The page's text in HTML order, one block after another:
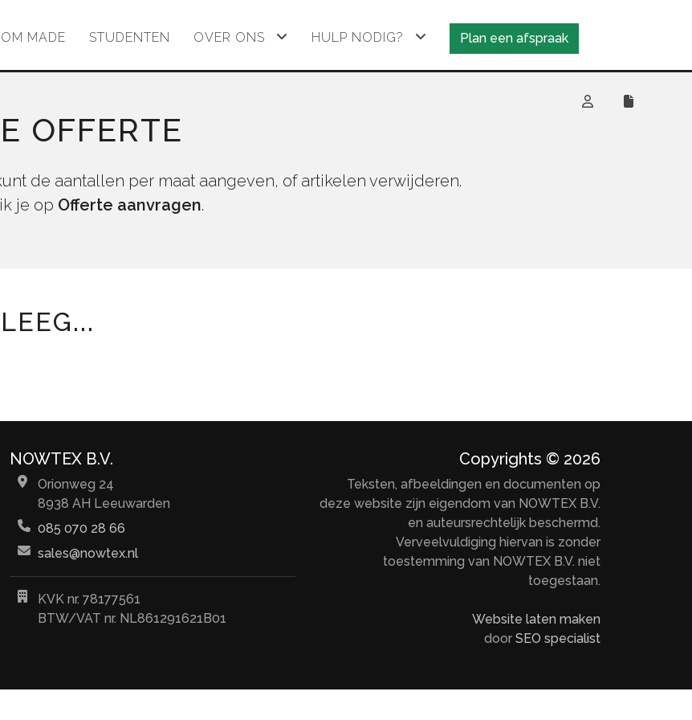
MADE STUDENTEN OVER ONS HULP NODIG? Plan een afspraak
OFFERTE
de aantallen per maat aangeven, of artikelen verwijderen.
je op Offerte aanvragen.
NOWTEX B.V.
Orionweg 24
8938 AH Leeuwarden
085 070 28 66
sales@nowtex.nl
KVK nr. 78177561
BTW/VAT nr. NL861291621B01
Copyrights © 2026
Teksten, afbeeldingen en documenten op
deze website zijn eigendom van NOWTEX B.V.
en auteursrechtelijk beschermd.
Verveelvuldiging hiervan is zonder
toestemming van NOWTEX B.V. niet
toegestaan.
Website laten maken
door SEO specialist